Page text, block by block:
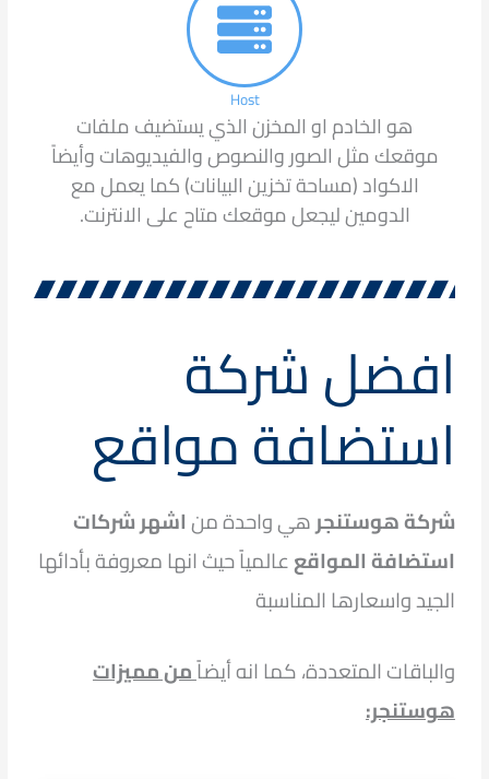
Host
هو الخادم او المخزن الذي يستضيف ملفات
موقعك مثل الصور والنصوص والفيديوهات وأيضاً
الاكواد (مساحة تخزين البيانات) كما يعمل مع
الدومين ليجعل موقعك متاح على الانترنت.
افضل شركة
استضافة مواقع
شركة هوستنجرهي واحدة مناشهر شركات
استضافة المواقععالمياً حيث انها معروفة بأدائها
الجيد واسعارها المناسبة
والباقات المتعددة، كما انه أيضاًمن مميزات
هوستنجر: